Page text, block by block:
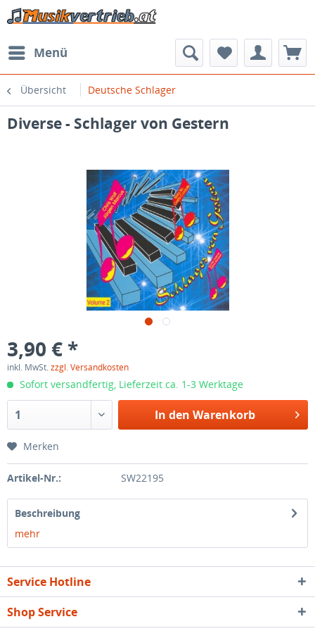
Menü
Übersicht Deutsche Schlager
Diverse - Schlager von Gestern
3,90 € *
inkl. MwSt.zzgl. Versandkosten
Sofort versandfertig, Lieferzeit ca. 1-3 Werktage
In den Warenkorb
Merken
Artikel-Nr.: SW22195
Beschreibung
mehr
Service Hotline
Shop Service